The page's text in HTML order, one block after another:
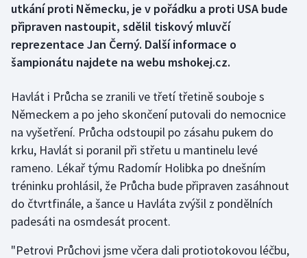
Florbal
Futsal
Golf
Gymnastika
Házená
Jezdectví
Judo
Krasobruslení
utkání proti Německu, je v pořádku a proti USA bude
připraven nastoupit, sdělil tiskový mluvčí
reprezentace Jan Černý. Další informace o
šampionátu najdete na webu mshokej.cz.
Havlát i Průcha se zranili ve třetí třetině souboje s
Německem a po jeho skončení putovali do nemocnice
na vyšetření. Průcha odstoupil po zásahu pukem do
krku, Havlát si poranil při střetu u mantinelu levé
rameno. Lékař týmu Radomír Holibka po dnešním
tréninku prohlásil, že Průcha bude připraven zasáhnout
do čtvrtfinále, a šance u Havláta zvýšil z pondělních
padesáti na osmdesát procent.
"Petrovi Průchovi jsme včera dali protiotokovou léčbu,